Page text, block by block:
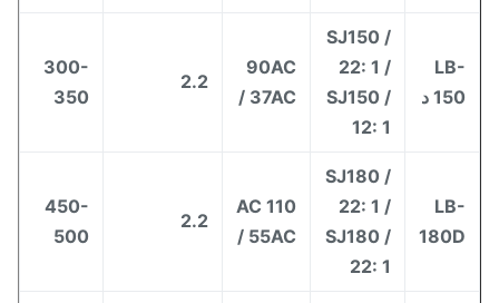
SJ150 /
22: 1 /
SJ150 /
12: 1
90AC
/ 37AC
300-
SJ180 /
22: 1 /
SJ180 /
22: 1
110 AC
/ 55AC
450-